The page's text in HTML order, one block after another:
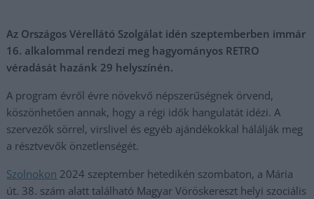
Az Országos Vérellátó Szolgálat idén szeptemberben immár
16. alkalommal rendezi meg hagyományos RETRO
véradását hazánk 29 helyszínén.
A program évről évre növekvő népszerűségnek örvend,
köszönhetően annak, hogy a régi idők hangulatát idézi. A
szervezők sörrel, virslivel és egyéb ajándékokkal hálálják meg
a résztvevők önzetlenségét.
Szolnokon 2024 szeptember hetedikén szombaton, a Mária
út. 38. szám alatt található Magyar Vöröskereszt helyi szociális